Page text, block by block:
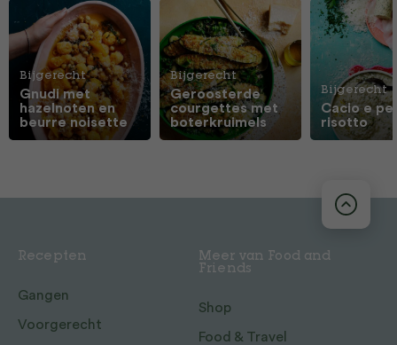
Bijgerecht
Gnudi met
hazelnoten en
beurre noisette
Bijgerecht
Geroosterde
courgettes met
boterkruimels
Bijgerecht
Cacio e
risotto
Recepten
Gangen
Voorgerecht
Meer van Food and
Friends
Shop
Food & Travel